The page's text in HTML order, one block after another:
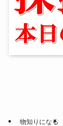
物知りになる